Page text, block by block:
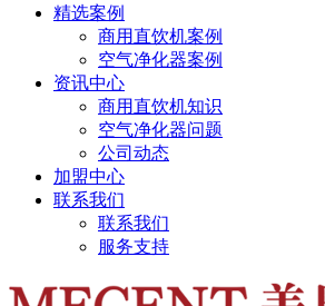
精选案例
商用直饮机案例
空气净化器案例
资讯中心
商用直饮机知识
空气净化器问题
公司动态
加盟中心
联系我们
联系我们
服务支持